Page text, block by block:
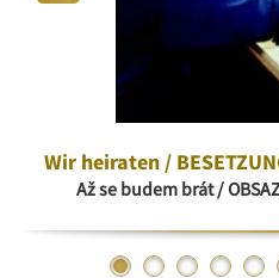
Wir heiraten /
Až se budem brát /